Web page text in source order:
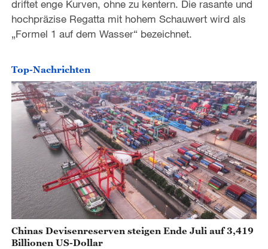
d
o
driftet enge Kurven, ohne zu kentern. Die rasante und
hochpräzise Regatta mit hohem Schauwert wird als
„Formel 1 auf dem Wasser“ bezeichnet.
Top-Nachrichten
Chinas Devisenreserven steigen Ende Juli auf 3,419
Billionen US-Dollar